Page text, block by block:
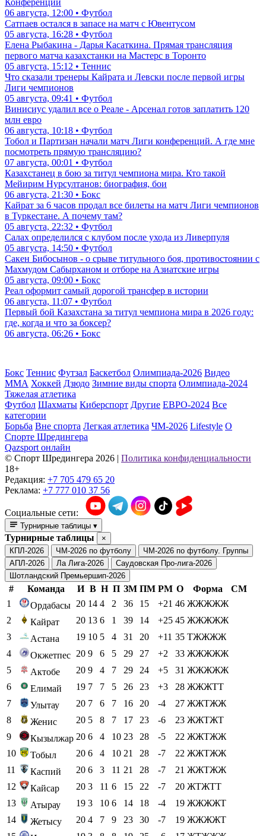
Конференций
06 августа, 12:00 • Футбол
Сатпаев остался в запасе на матч с Ювентусом
05 августа, 16:28 • Футбол
Елена Рыбакина - Дарья Касаткина. Прямая трансляция
первого матча казахстанки на Мастерс в Торонто
05 августа, 15:12 • Теннис
Что сказали тренеры Кайрата и Левски после первой игры
Лиги чемпионов
05 августа, 09:41 • Футбол
Винисиус удалил все о Реале - Арсенал готов заплатить 120
млн евро
06 августа, 10:18 • Футбол
Тобол и Партизан начали матч Лиги конференций. А где мне
посмотреть прямую трансляцию?
07 августа, 00:01 • Футбол
Казахстанец в бою за титул чемпиона мира. Кто такой
Мейирим Нурсултанов: биография, бои
06 августа, 21:30 • Бокс
Кайрат за 6 часов продал все билеты на матч Лиги чемпионов
в Туркестане. А почему там?
05 августа, 22:32 • Футбол
Салах определился с клубом после ухода из Ливерпуля
05 августа, 14:50 • Футбол
Сакен Бибосынов - о срыве титульного боя, противостоянии с
Махмудом Сабырханом и отборе на Азиатские игры
05 августа, 09:00 • Бокс
Реал оформит самый дорогой трансфер в истории
06 августа, 11:07 • Футбол
Первый бой Казахстана за титул чемпиона мира в 2026 году:
где, когда и что за боксер?
06 августа, 06:26 • Бокс
Бокс Теннис Футзал Баскетбол Олимпиада-2026 Видео
ММА Хоккей Дзюдо Зимние виды спорта Олимпиада-2024
Тяжелая атлетика
Футбол Шахматы Киберспорт Другие ЕВРО-2024 Все
категории
Борьба Вне спорта Легкая атлетика ЧМ-2026 Lifestyle О
Спорте Шредингера
Qazsport онлайн
© Cпорт Шредингера 2026 | Политика конфиденциальности
18+
Редакция: +7 705 479 65 20
Реклама: +7 777 010 37 56
Социальные сети:
Турнирные таблицы ▾
Турнирные таблицы
×
КПЛ-2026
ЧМ-2026 по футболу
ЧМ-2026 по футболу. Группы
АПЛ-2026
Ла Лига-2026
Саудовская Про-лига-2026
Шотландский Премьершип-2026
# Команда И В Н П ЗМ ПМ РМ О Форма
СМ
1
Ордабасы 20 14 4 2 36 15 +21 46 ЖЖЖЖЖ
2
Кайрат 20 13 6 1 39 14 +25 45 ЖЖЖЖЖ
3
Астана 19 10 5 4 31 20 +11 35 ТЖЖЖЖ
4
Окжетпес 20 9 6 5 29 27 +2 33 ЖЖЖЖЖ
5
Актобе 20 9 4 7 29 24 +5 31 ЖЖЖЖЖ
6
Елимай 19 7 7 5 26 23 +3 28 ЖЖЖТТ
7
Улытау 20 7 6 7 16 20 -4 27 ЖЖТЖЖ
8
Женис 20 5 8 7 17 23 -6 23 ЖЖТЖТ
9
Кызылжар 20 6 4 10 23 28 -5 22 ЖЖТЖЖ
10
Тобыл 20 6 4 10 21 28 -7 22 ЖЖТЖЖ
11
Каспий 20 6 3 11 21 28 -7 21 ЖЖТЖЖ
12
Кайсар 20 3 11 6 15 22 -7 20 ЖТЖТТ
13
Атырау 19 3 10 6 14 18 -4 19 ЖЖЖЖТ
14
Жетысу 20 4 7 9 23 30 -7 19 ЖЖЖЖТ